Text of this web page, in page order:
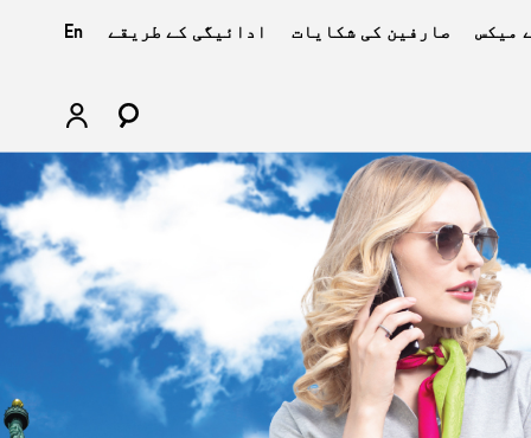
میکس صارفین کی شکایات ادائیگی کے طریقے En